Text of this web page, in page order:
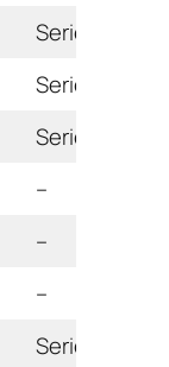
Serie
Serie
Serie
–
–
–
Serie